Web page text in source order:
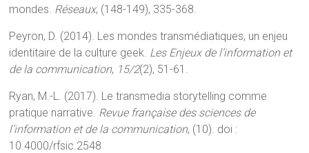
mondes. Réseaux, (148-149), 335-368.
Peyron, D. (2014). Les mondes transmédiatiques, un enjeu
identitaire de la culture geek. Les Enjeux de l’information et
de la communication, 15/2(2), 51-61.
Ryan, M.-L. (2017). Le transmedia storytelling comme
pratique narrative. Revue française des sciences de
l’information et de la communication, (10). doi :
10.4000/rfsic.2548